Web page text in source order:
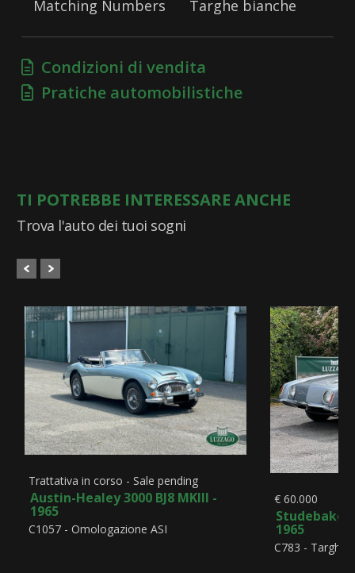
Matching Numbers
Targhe bianche
Condizioni di vendita
Pratiche automobilistiche
TI POTREBBE INTERESSARE ANCHE
Trova l'auto dei tuoi sogni
Trattativa in corso - Sale pending
Austin-Healey 3000 BJ8 MKIII -
1965
C1057 - Omologazione ASI
€ 60.000
Studebaker
1965
C783 - Targhe